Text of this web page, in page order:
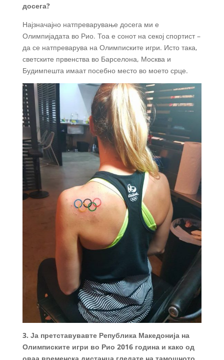
досега?
Најзначајно натпреварување досега ми е
Олимпијадата во Рио. Тоа е сонот на секој спортист –
да се натпреварува на Олимписките игри. Исто така,
светските првенства во Барселона, Москва и
Будимпешта имаат посебно место во моето срце.
3. Ја претставувавте Република Македонија на
Олимписките игри во Рио 2016 година и како од